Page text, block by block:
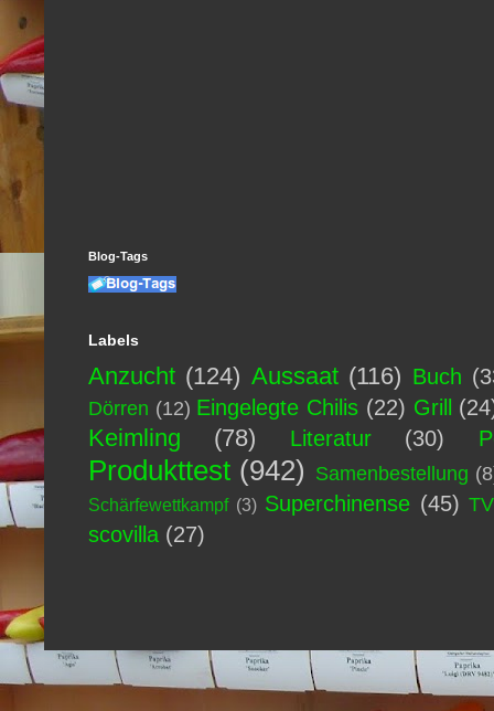
Blog-Tags
Labels
Anzucht (124) Aussaat (116) Buch
Dörren (12) Eingelegte Chilis (22) Grill
Keimling (78) Literatur (30)
Produkttest (942) Samenbestellung
Schärfewettkampf (3) Superchinense (45) TV
scovilla (27)